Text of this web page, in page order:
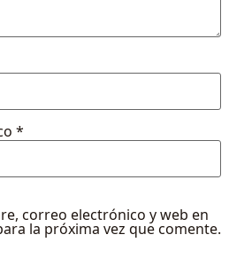
*
correo electrónico y web en
la próxima vez que comente.